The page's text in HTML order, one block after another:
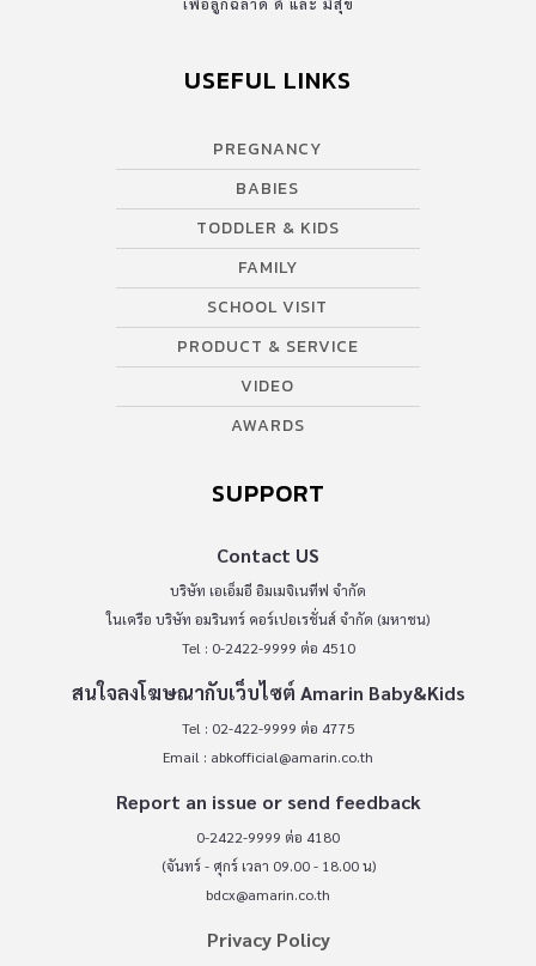
USEFUL LINKS
PREGNANCY
BABIES
TODDLER & KIDS
FAMILY
SCHOOL VISIT
PRODUCT & SERVICE
VIDEO
AWARDS
SUPPORT
Contact US
บริษัท เอเอ็มอี อิมเมจิเนทีฟ จำกัด
ในเครือ บริษัท อมรินทร์ คอร์เปอเรชั่นส์ จำกัด (มหาชน)
Tel : 0-2422-9999 ต่อ 4510
สนใจลงโฆษณากับเว็บไซต์ Amarin Baby&Kids
Tel : 02-422-9999 ต่อ 4775
Email : abkofficial@amarin.co.th
Report an issue or send feedback
0-2422-9999 ต่อ 4180
(จันทร์ - ศุกร์ เวลา 09.00 - 18.00 น)
bdcx@amarin.co.th
Privacy Policy